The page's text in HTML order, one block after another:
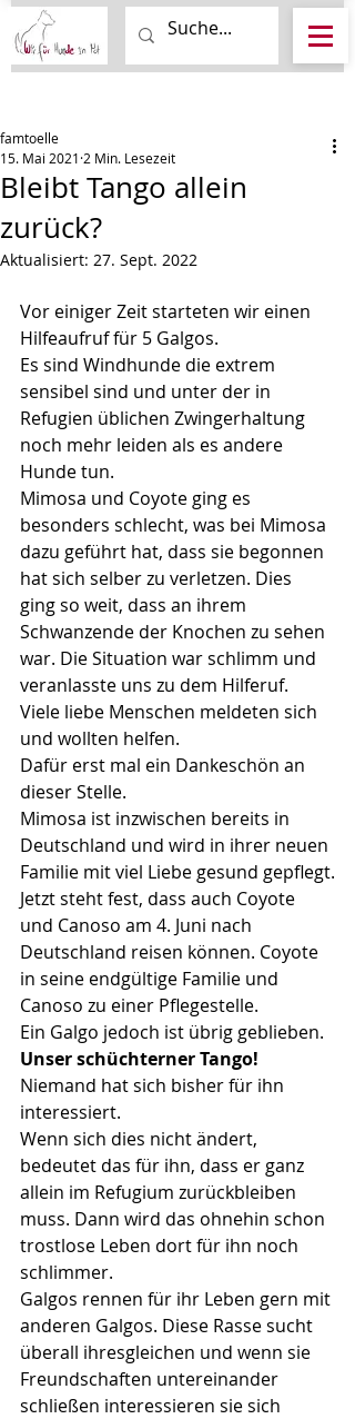
Bleibt Tango allein
zurück?
famtoelle
15. Mai 2021 2 Min. Lesezeit
Aktualisiert: 27. Sept. 2022
Vor einiger Zeit starteten wir einen
Hilfeaufruf für 5 Galgos.
Es sind Windhunde die extrem
sensibel sind und unter der in
Refugien üblichen Zwingerhaltung
noch mehr leiden als es andere
Hunde tun.
Mimosa und Coyote ging es
besonders schlecht, was bei Mimosa
dazu geführt hat, dass sie begonnen
hat sich selber zu verletzen. Dies
ging so weit, dass an ihrem
Schwanzende der Knochen zu sehen
war. Die Situation war schlimm und
veranlasste uns zu dem Hilferuf.
Viele liebe Menschen meldeten sich
und wollten helfen.
Dafür erst mal ein Dankeschön an
dieser Stelle.
Mimosa ist inzwischen bereits in
Deutschland und wird in ihrer neuen
Familie mit viel Liebe gesund gepflegt.
Jetzt steht fest, dass auch Coyote
und Canoso am 4. Juni nach
Deutschland reisen können. Coyote
in seine endgültige Familie und
Canoso zu einer Pflegestelle.
Ein Galgo jedoch ist übrig geblieben.
Unser schüchterner Tango!
Niemand hat sich bisher für ihn
interessiert.
Wenn sich dies nicht ändert,
bedeutet das für ihn, dass er ganz
allein im Refugium zurückbleiben
muss. Dann wird das ohnehin schon
trostlose Leben dort für ihn noch
schlimmer.
Galgos rennen für ihr Leben gern mit
anderen Galgos. Diese Rasse sucht
überall ihresgleichen und wenn sie
Freundschaften untereinander
schließen interessieren sie sich